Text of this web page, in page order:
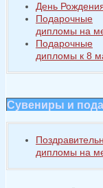
День
Подарочные
дипломы на
Подарочные
дипломы к 8
Сувениры и
дипломы на